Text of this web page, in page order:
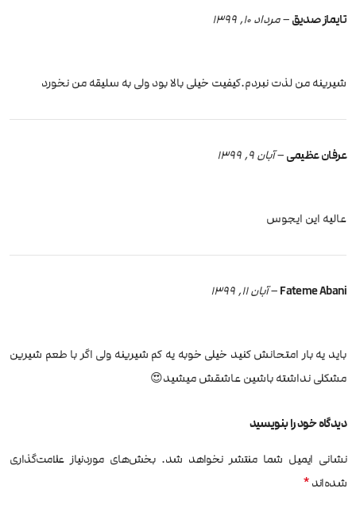
تایماز صدیق– مرداد 10, 1399
شیرینه من لذت نبردم.کیفیت خیلی بالا بود ولی به سلیقه من نخورد
عرفان عظیمی–آبان 9, 1399
عالیه این ایجوس
Fateme Abani
–آبان 11, 1399
باید یه بار امتحانش کنید خیلی خوبه یه کم شیرینه ولی اگر با طعم شیرین
مشکلی نداشته باشین عاشقش میشید😍
دیدگاه خود را بنویسید
نشانی ایمیل شما منتشر نخواهد شد. بخش‌های موردنیاز علامت‌گذاری
شده‌اند*